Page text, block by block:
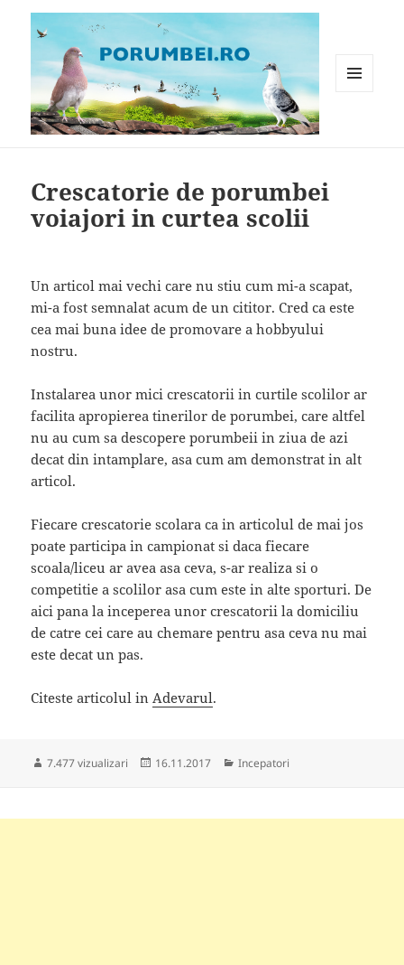
Crescatorie de porumbei
voiajori in curtea scolii
Un articol mai vechi care nu stiu cum mi-a scapat,
mi-a fost semnalat acum de un cititor. Cred ca este
cea mai buna idee de promovare a hobbyului
nostru.
Instalarea unor mici crescatorii in curtile scolilor ar
facilita apropierea tinerilor de porumbei, care altfel
nu au cum sa descopere porumbeii in ziua de azi
decat din intamplare, asa cum am demonstrat in alt
articol.
Fiecare crescatorie scolara ca in articolul de mai jos
poate participa in campionat si daca fiecare
scoala/liceu ar avea asa ceva, s-ar realiza si o
competitie a scolilor asa cum este in alte sporturi. De
aici pana la inceperea unor crescatorii la domiciliu
de catre cei care au chemare pentru asa ceva nu mai
este decat un pas.
Citeste articolul inAdevarul.
7.477 vizualizari
Publicat
16.11.2017 Categorii
Incepatori